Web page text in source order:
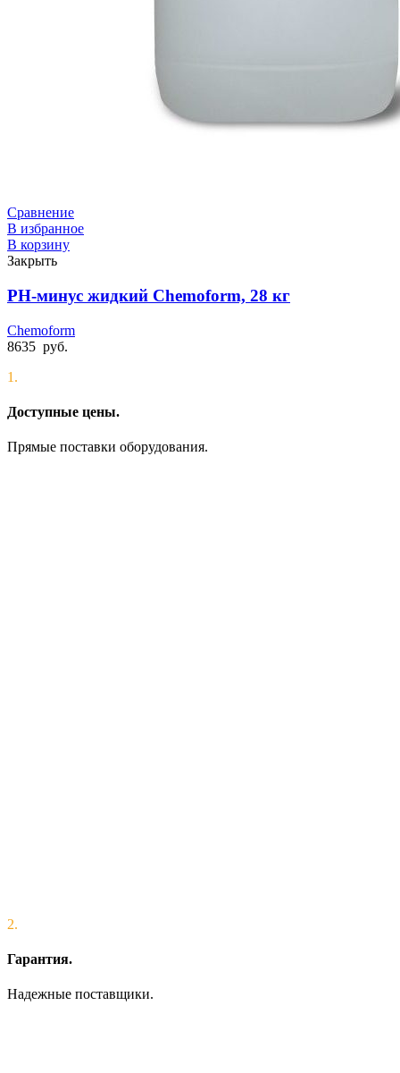
Сравнение
В избранное
В корзину
Закрыть
PН-минус жидкий Chemoform, 28 кг
Chemoform
8635 руб.
1.
Доступные цены.
Прямые поставки оборудования.
2.
Гарантия.
Надежные поставщики.